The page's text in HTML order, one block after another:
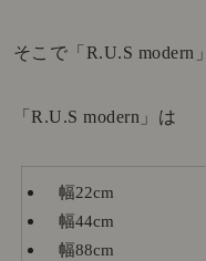
そこで「R.U.S modern
「R.U.S modern」は
幅22cm
幅44cm
幅88cm